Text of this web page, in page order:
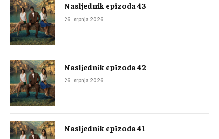
Nasljednik epizoda 43
26. srpnja 2026.
Nasljednik epizoda 42
26. srpnja 2026.
Nasljednik epizoda 41